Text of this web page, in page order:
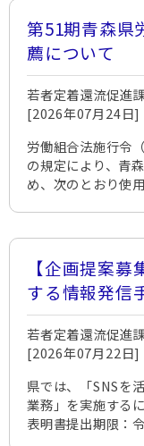
第51期青森県
薦について
若者定着還流促進
[2026年07月24日]
労働組合法施行令
の規定により、青
め、次のとおり使
【企画提案
する情報発信
を募集します
若者定着還流促進
[2026年07月22日]
県では、「SNSを
業務」を実施する
表明書提出期限：